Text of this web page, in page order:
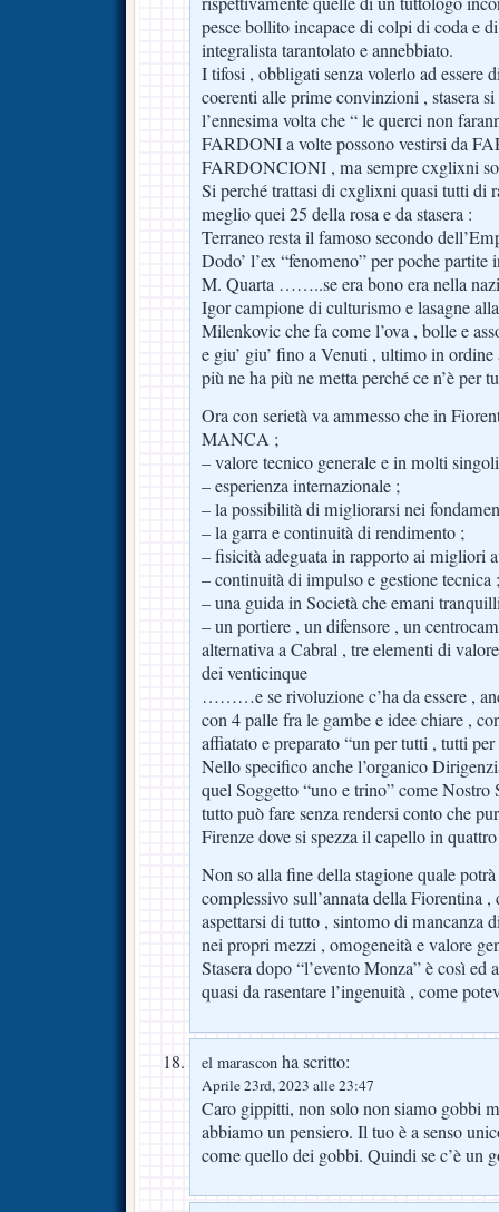
pesce bollito incapace di colpi di coda e
integralista tarantolato e annebbiato.
I tifosi , obbligati senza volerlo ad essere
coerenti alle prime convinzioni , stasera
l’ennesima volta che “ le querci non
FARDONI a volte possono vestirsi da
FARDONCIONI , ma sempre cxglixni
Si perché trattasi di cxglixni quasi tutti di
meglio quei 25 della rosa e da stasera :
Terraneo resta il famoso secondo
Dodo’ l’ex “fenomeno” per poche partite
M. Quarta ……..se era bono era nella
Igor campione di culturismo e lasagne
Milenkovic che fa come l’ova , bolle e
e giu’ giu’ fino a Venuti , ultimo in
più ne ha più ne metta perché ce n’è per
Ora con serietà va ammesso che in
MANCA ;
– valore tecnico generale e in molti
– esperienza internazionale ;
– la possibilità di migliorarsi nei
– la garra e continuità di rendimento ;
– fisicità adeguata in rapporto ai migliori
– continuità di impulso e gestione tecnica ;
– una guida in Società che emani
– un portiere , un difensore , un
alternativa a Cabral , tre elementi di
dei venticinque
………e se rivoluzione c’ha da essere ,
con 4 palle fra le gambe e idee chiare ,
affiatato e preparato “un per tutti , tutti
Nello specifico anche l’organico
quel Soggetto “uno e trino” come Nostro
tutto può fare senza rendersi conto che
Firenze dove si spezza il capello in
Non so alla fine della stagione quale
complessivo sull’annata della Fiorentina ,
aspettarsi di tutto , sintomo di mancanza
nei propri mezzi , omogeneità e valore
Stasera dopo “l’evento Monza” è così ed
quasi da rasentare l’ingenuità , come
el marascon ha scritto:
Aprile 23rd, 2023 alle 23:47
Caro gippitti, non solo non siamo gobbi
abbiamo un pensiero. Il tuo è a senso
come quello dei gobbi. Quindi se c’è un